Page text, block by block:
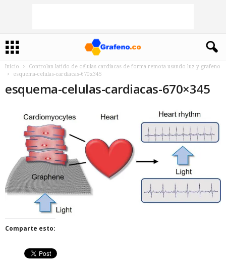
Inicio
Controlan latido de células cardíacas de forma remota usando luz y grafeno
esquema-celulas-cardiacas-670x345
esquema-celulas-cardiacas-670×345
Comparte esto: